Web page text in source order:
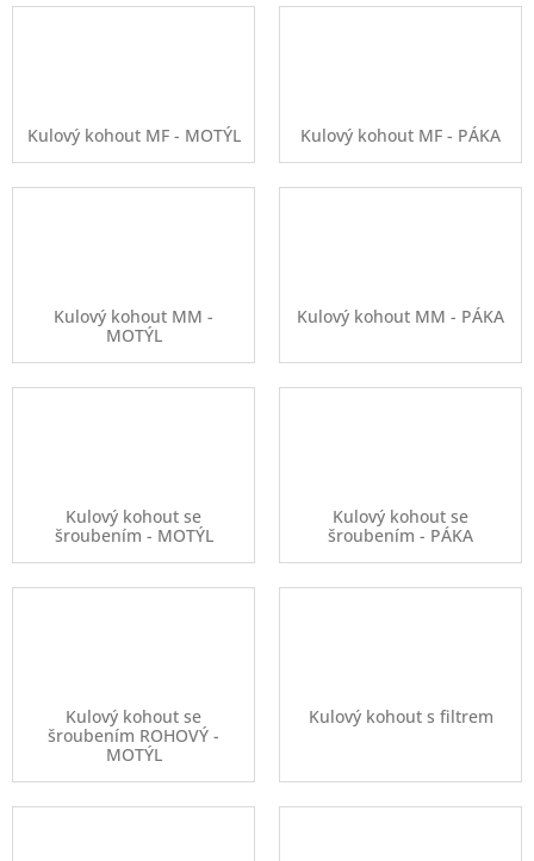
Kulový kohout MF - MOTÝL Kulový kohout MF - PÁKA
Kulový kohout MM -
MOTÝL
Kulový kohout MM - PÁKA
Kulový kohout se
šroubením - MOTÝL
Kulový kohout se
šroubením - PÁKA
Kulový kohout se
šroubením ROHOVÝ -
MOTÝL
Kulový kohout s filtrem